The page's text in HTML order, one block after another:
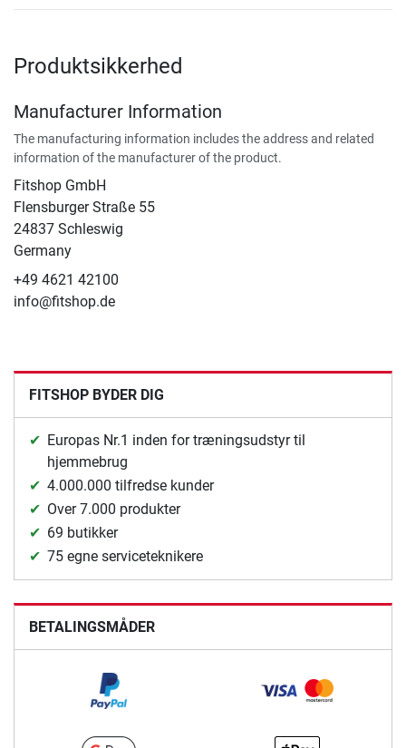
Produktsikkerhed
Manufacturer Information
The manufacturing information includes the address and related
information of the manufacturer of the product.
Fitshop GmbH
Flensburger Straße 55
24837 Schleswig
Germany
+49 4621 42100
info@fitshop.de
FITSHOP BYDER DIG
Europas Nr.1 inden for træningsudstyr til
hjemmebrug
4.000.000 tilfredse kunder
Over 7.000 produkter
69 butikker
75 egne serviceteknikere
BETALINGSMÅDER